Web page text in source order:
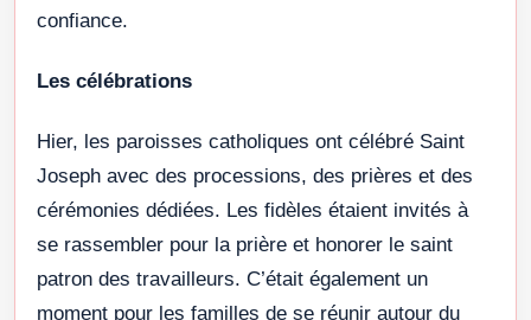
confiance.
Les célébrations
Hier, les paroisses catholiques ont célébré Saint
Joseph avec des processions, des prières et des
cérémonies dédiées. Les fidèles étaient invités à
se rassembler pour la prière et honorer le saint
patron des travailleurs. C’était également un
moment pour les familles de se réunir autour du